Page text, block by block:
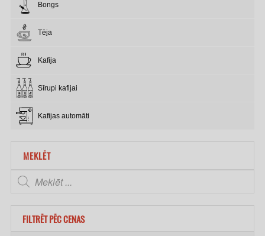
Bongs
Tēja
Kafija
Sīrupi kafijai
Kafijas automāti
MEKLĒT
FILTRĒT PĒC CENAS